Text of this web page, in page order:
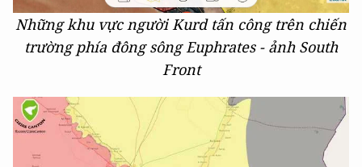
Những khu vực người Kurd tấn công trên chiến
trường phía đông sông Euphrates - ảnh South
Front